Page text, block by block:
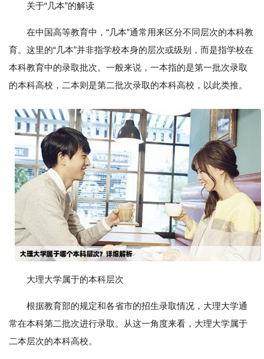
关于“几本”的解读
在中国高等教育中，“几本”通常用来区分不同层次的本科教
育。这里的“几本”并非指学校本身的层次或级别，而是指学校在
本科教育中的录取批次。一般来说，一本指的是第一批次录取
的本科高校，二本则是第二批次录取的本科高校，以此类推。
大理大学属于的本科层次
根据教育部的规定和各省市的招生录取情况，大理大学通
常在本科第二批次进行录取。从这一角度来看，大理大学属于
二本层次的本科高校。